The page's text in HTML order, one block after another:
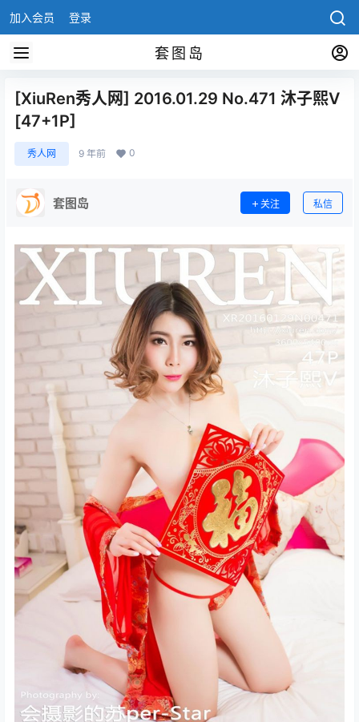
加入会员 登录
套图岛
[XiuRen秀人网] 2016.01.29 No.471 沐子熙V
[47+1P]
秀人网 9 年前 0
套图岛 关注 私信